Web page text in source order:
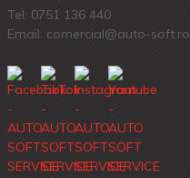
Tel: 0751 136 440
Email: comercial@auto-soft.ro